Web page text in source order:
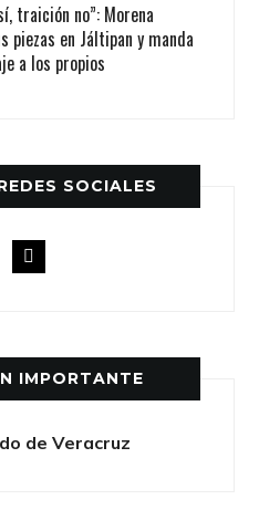
traición no”: Morena
piezas en Jáltipan y manda
a los propios
SOCIALES
rss
IMPORTANTE